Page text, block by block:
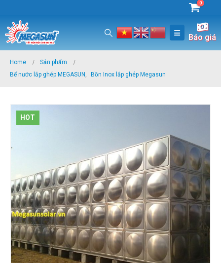
0
Báo giá
Home
Sản phẩm
Bể nước lắp ghép MEGASUN , Bồn Inox lắp ghép Megasun
HOT